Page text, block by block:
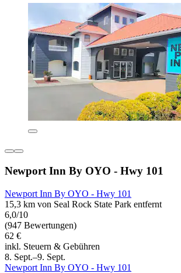
Newport Inn By OYO - Hwy 101
Newport Inn By OYO - Hwy 101
15,3 km von Seal Rock State Park entfernt
6,0/10
(947 Bewertungen)
62 €
inkl. Steuern & Gebühren
8. Sept.–9. Sept.
Newport Inn By OYO - Hwy 101